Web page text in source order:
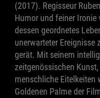
(2017). Regisseur
Humor und feiner Ironie
dessen geordnetes
unerwarteter Ereignisse
gerät. Mit seinem
zeitgenössischen
menschliche Eitelkeiten
Goldenen Palme der